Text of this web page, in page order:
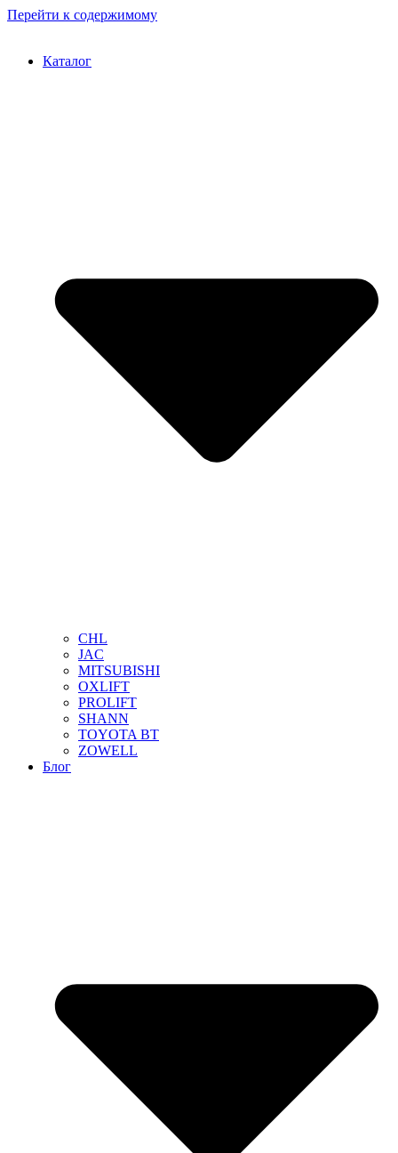
Перейти к содержимому
Каталог
CHL
JAC
MITSUBISHI
OXLIFT
PROLIFT
SHANN
TOYOTA BT
ZOWELL
Блог